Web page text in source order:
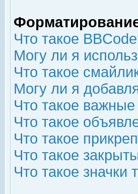
Что такое
Могу ли я
Что такое
Могу ли я
Что такое
Что такое
Что такое
Что такое
Что такое значки